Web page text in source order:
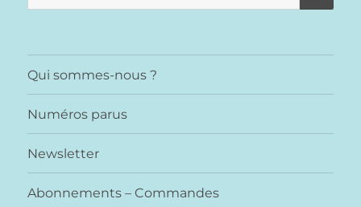
pour :
Qui sommes-nous ?
Numéros parus
Newsletter
Abonnements – Commandes